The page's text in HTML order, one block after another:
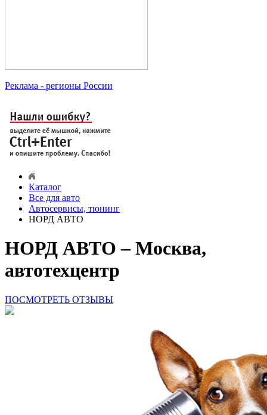
Реклама - регионы России
Каталог
Все для авто
Автосервисы, тюнинг
НОРД АВТО
НОРД АВТО – Москва,
автотехцентр
ПОСМОТРЕТЬ ОТЗЫВЫ